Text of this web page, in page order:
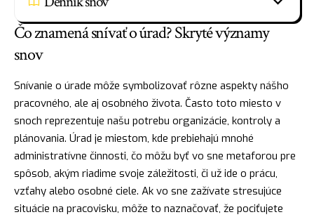
Čo znamená snívať o úrad? Skryté významy
snov
Snívanie o úrade môže symbolizovať rôzne aspekty nášho
pracovného, ale aj osobného života. Často toto miesto v
snoch reprezentuje našu potrebu organizácie, kontroly a
plánovania. Úrad je miestom, kde prebiehajú mnohé
administratívne činnosti, čo môžu byť vo sne metaforou pre
spôsob, akým riadime svoje záležitosti, či už ide o prácu,
vzťahy alebo osobné ciele. Ak vo sne zažívate stresujúce
situácie na pracovisku, môže to naznačovať, že pociťujete